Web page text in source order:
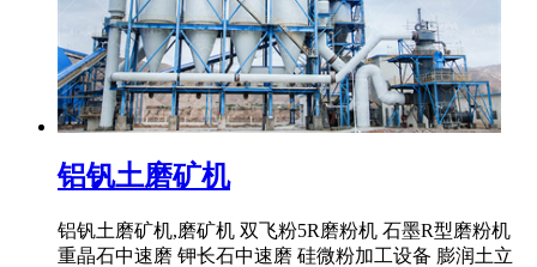
铝钒土磨矿机
铝钒土磨矿机,磨矿机 双飞粉5R磨粉机 石墨R型磨粉机
重晶石中速磨 钾长石中速磨 硅微粉加工设备 膨润土立